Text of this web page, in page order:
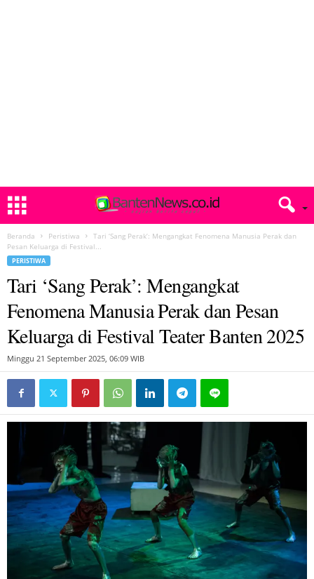
Beranda Peristiwa
Tari ‘Sang Perak’: Mengangkat Fenomena Manusia Perak dan
Pesan Keluarga di Festival...
PERISTIWA
Tari ‘Sang Perak’: Mengangkat
Fenomena Manusia Perak dan Pesan
Keluarga di Festival Teater Banten 2025
Minggu 21 September 2025, 06:09 WIB